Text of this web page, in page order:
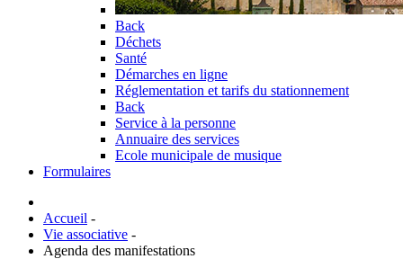
Back
Déchets
Santé
Démarches en ligne
Réglementation et tarifs du stationnement
Back
Service à la personne
Annuaire des services
Ecole municipale de musique
Formulaires
Accueil -
Vie associative -
Agenda des manifestations